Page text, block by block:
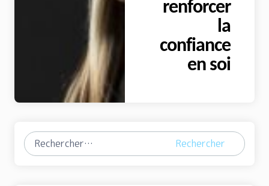
renforcer
la
confiance
en soi
Rechercher :